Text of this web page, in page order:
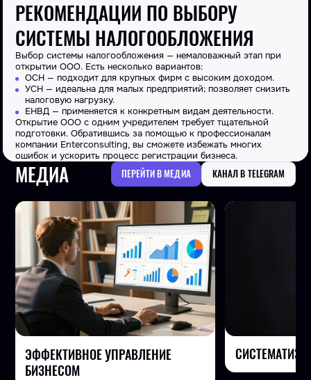
РЕКОМЕНДАЦИИ ПО ВЫБОРУ
СИСТЕМЫ НАЛОГООБЛОЖЕНИЯ
Выбор системы налогообложения — немаловажный этап при
открытии ООО. Есть несколько вариантов:
ОСН — подходит для крупных фирм с высоким доходом.
УСН — идеальна для малых предприятий; позволяет снизить
налоговую нагрузку.
ЕНВД — применяется к конкретным видам деятельности.
Открытие ООО с одним учредителем требует тщательной
подготовки. Обратившись за помощью к профессионалам
компании Enterconsulting, вы сможете избежать многих
ошибок и ускорить процесс регистрации бизнеса.
МЕДИА ПЕРЕЙТИ В МЕДИА КАНАЛ В TELEGRAM
ЭФФЕКТИВНОЕ УПРАВЛЕНИЕ
БИЗНЕСОМ